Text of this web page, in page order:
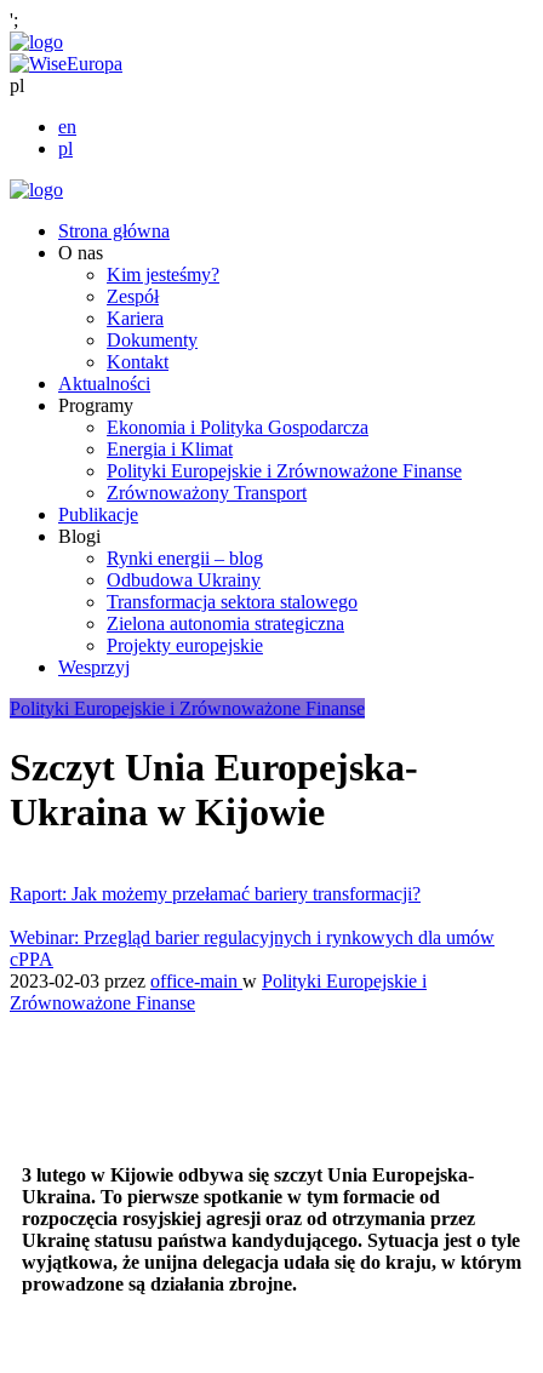
';
pl
en
pl
Strona główna
O nas
Kim jesteśmy?
Zespół
Kariera
Dokumenty
Kontakt
Aktualności
Programy
Ekonomia i Polityka Gospodarcza
Energia i Klimat
Polityki Europejskie i Zrównoważone Finanse
Zrównoważony Transport
Publikacje
Blogi
Rynki energii – blog
Odbudowa Ukrainy
Transformacja sektora stalowego
Zielona autonomia strategiczna
Projekty europejskie
Wesprzyj
Polityki Europejskie i Zrównoważone Finanse
Szczyt Unia Europejska-
Ukraina w Kijowie
Raport: Jak możemy przełamać bariery transformacji?
Webinar: Przegląd barier regulacyjnych i rynkowych dla umów
cPPA
2023-02-03 przez office-main w Polityki Europejskie i
Zrównoważone Finanse
3 lutego w Kijowie odbywa się szczyt Unia Europejska-
Ukraina. To pierwsze spotkanie w tym formacie od
rozpoczęcia rosyjskiej agresji oraz od otrzymania przez
Ukrainę statusu państwa kandydującego. Sytuacja jest o tyle
wyjątkowa, że unijna delegacja udała się do kraju, w którym
prowadzone są działania zbrojne.